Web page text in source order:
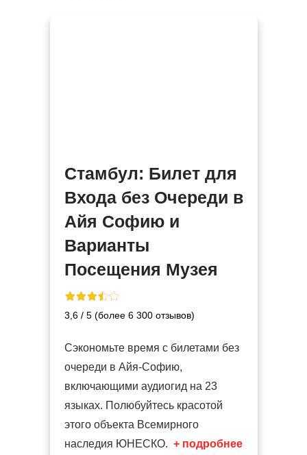
Стамбул: Билет для
Входа без Очереди в
Айя Софию и
Варианты
Посещения Музея
3,6 / 5 (более 6 300 отзывов)
Сэкономьте время с билетами без
очереди в Айя-Софию,
включающими аудиогид на 23
языках. Полюбуйтесь красотой
этого объекта Всемирного
наследия ЮНЕСКО. + подробнее